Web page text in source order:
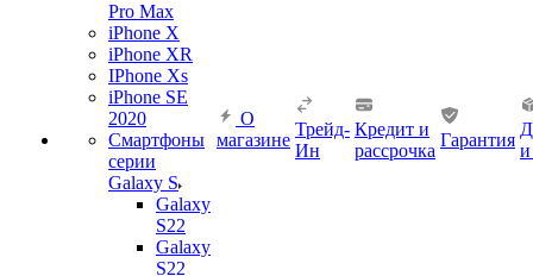
Pro Max
iPhone X
iPhone XR
IPhone Xs
iPhone SE
2020
Смартфоны
серии
Galaxy S
Galaxy
S22
Galaxy
S22
О
магазине
Трейд-
Ин
Кредит и
рассрочка
Гарантия
и